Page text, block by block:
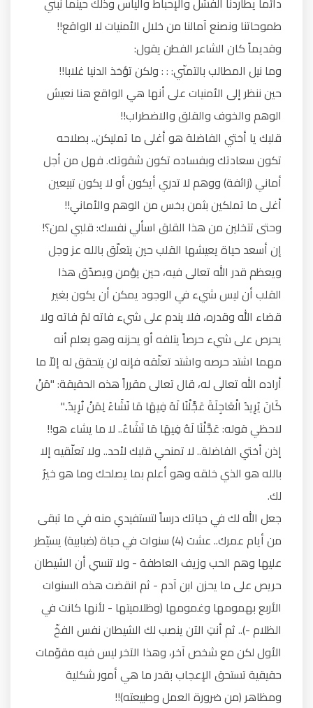
طموحاتنا ونصنع آمالنا من خلال الأمنيات لا الواقع!!
وقديماً كان الشاعر الفطن يقول:
وما نيل المطالب بالتمنّي: : : ولكن تؤخذ الدنيا غلابا!!
حين ننظر إلى الأمنيات على أنها هي الواقع هنا نعيش
الوهم والخوف والقلق والاضطراب!!
قلبك يا أختي الفاضلة هو أغلى ما تمليكن.. بصلاحه
تكون سعادتك وبفساده تكون شقوتك. فهل من أجل
أماني (زائفة) ووهم لا تدري أيكون أو لا يكون تبيعين
أغلى ما تملكين بثمن بخس من الوهم والأماني!!
وحتى تتخلين من هذا القلق اسألي نفسك: قلبي لمن؟!
إن أسعد حياة يعيشها القلب حين يتعلّق بالله عز وجل
ويعظم قدر الله تعالى فيه، حين يؤمن ويصدّق هذا
القلب أن ليس شيء في الوجود يمكن أن يكون بغير
قضاء الله وقدره، فلا يندم على شيء فاته لمَ فاته ولا
يحرص على شيء حرصاً يتلفه أو يحزنه وهو يعلم أنه
مهما اشتد حرصه واشتد تعلّقه فإنه لن يتحقق له إلاّ ما
أراده الله تعالى له، قال تعالى مقرراً هذه الحقيقة: "مَنْ
كَانَ يُرِيدُ الْعَاجِلَةَ عَجَّلْنَا لَهُ فِيهَا مَا نَشَاءُ لِمَنْ نُرِيدُ.."
لاحظي قوله: عَجَّلْنَا لَهُ فِيهَا مَا نَشَاءُ.. لا ما يشاء هو!!
إذن أختي الفاضلة.. لا تمنحي قلبك لأحد.. ولا تعلّقيه إلا
بالله هو الذي خلقه وهو أعلم بما يصلحك وما هو خيرٌ
لك.
جعل الله لك في حياتك درساً لتستفيدي منه في ما تبقى
من أيام عمرك.. عشت (4) سنوات في حياة (ضبابية) يسيّطر
عليها وهم الحب وزيف العاطفة - ولا تنسي أن الشيطان
حريص على ما يحزن ابن آدم - ثم انقضت هذه السنوات
الأربع بهمومها وغمومها (وظلاميتها - لأنها كانت في
الظلام -).. ثم أنتِ الآن ينصب لك الشيطان نفس الفخّ
الأول لكن مع شخص آخر، وهذا الآخر ليس فيه مقوّمات
حقيقية تستحق الإعجاب بقدر ما هي أمور شكلية
ومظاهر (من ضرورة العمل وطبيعته)!!